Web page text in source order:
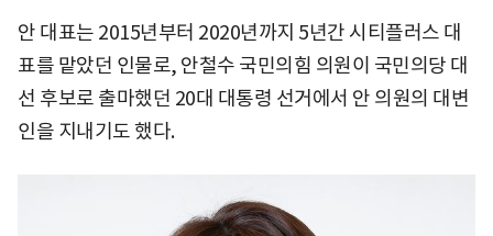
안 대표는 2015년부터 2020년까지 5년간 시티플러스 대
표를 맡았던 인물로, 안철수 국민의힘 의원이 국민의당 대
선 후보로 출마했던 20대 대통령 선거에서 안 의원의 대변
인을 지내기도 했다.